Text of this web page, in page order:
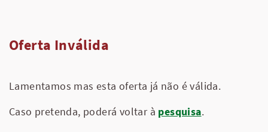
Oferta Inválida
Lamentamos mas esta oferta já não é válida.
Caso pretenda, poderá voltar à pesquisa.